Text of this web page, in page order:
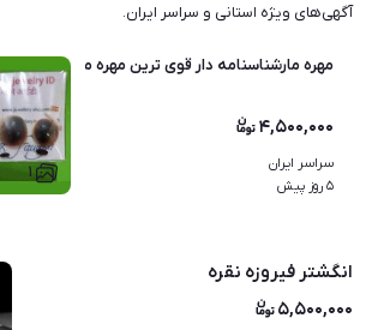
آگهی‌های ویژه استانی و سراسر ایران.
۱
مهره مارشناسنامه دار قوی ترین مهره مار شناسنامه
۴,۵۰۰,۰۰۰
سراسر ایران
۵ روز پیش
انگشتر فیروزه نقره
۵,۵۰۰,۰۰۰